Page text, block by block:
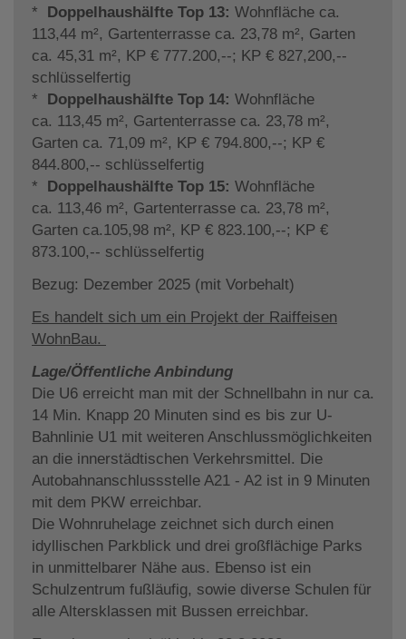
* Doppelhaushälfte Top 13: Wohnfläche ca.
113,44 m², Gartenterrasse ca. 23,78 m², Garten
ca. 45,31 m², KP € 777.200,--; KP € 827,200,--
schlüsselfertig
* Doppelhaushälfte Top 14: Wohnfläche
ca. 113,45 m², Gartenterrasse ca. 23,78 m²,
Garten ca. 71,09 m², KP € 794.800,--; KP €
844.800,-- schlüsselfertig
* Doppelhaushälfte Top 15: Wohnfläche
ca. 113,46 m², Gartenterrasse ca. 23,78 m²,
Garten ca.105,98 m², KP € 823.100,--; KP €
873.100,-- schlüsselfertig
Bezug: Dezember 2025 (mit Vorbehalt)
Es handelt sich um ein Projekt der Raiffeisen
WohnBau.
Lage/Öffentliche Anbindung
Die U6 erreicht man mit der Schnellbahn in nur ca.
14 Min. Knapp 20 Minuten sind es bis zur U-
Bahnlinie U1 mit weiteren Anschlussmöglichkeiten
an die innerstädtischen Verkehrsmittel. Die
Autobahnanschlussstelle A21 - A2 ist in 9 Minuten
mit dem PKW erreichbar.
Die Wohnruhelage zeichnet sich durch einen
idyllischen Parkblick und drei großflächige Parks
in unmittelbarer Nähe aus. Ebenso ist ein
Schulzentrum fußläufig, sowie diverse Schulen für
alle Altersklassen mit Bussen erreichbar.